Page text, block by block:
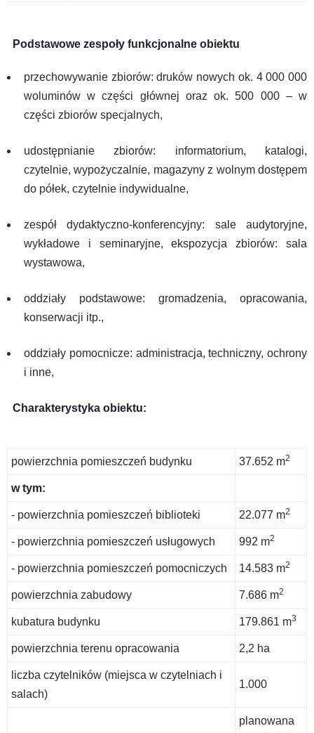
Podstawowe zespoły funkcjonalne obiektu
przechowywanie zbiorów: druków nowych ok. 4 000 000
woluminów w części głównej oraz ok. 500 000 – w
części zbiorów specjalnych,
udostępnianie zbiorów: informatorium, katalogi,
czytelnie, wypożyczalnie, magazyny z wolnym dostępem
do półek, czytelnie indywidualne,
zespół dydaktyczno-konferencyjny: sale audytoryjne,
wykładowe i seminaryjne, ekspozycja zbiorów: sala
wystawowa,
oddziały podstawowe: gromadzenia, opracowania,
konserwacji itp.,
oddziały pomocnicze: administracja, techniczny, ochrony
i inne,
Charakterystyka obiektu:
powierzchnia pomieszczeń budynku 37.652 m2
w tym:
- powierzchnia pomieszczeń biblioteki 22.077 m2
- powierzchnia pomieszczeń usługowych 992 m2
- powierzchnia pomieszczeń pomocniczych 14.583 m2
powierzchnia zabudowy 7.686 m2
kubatura budynku 179.861 m3
powierzchnia terenu opracowania 2,2 ha
liczba czytelników (miejsca w czytelniach i
salach)
1.000
planowana